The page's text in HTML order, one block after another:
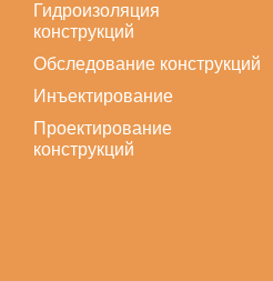
Гидроизоляция
конструкций
Обследование конструкций
Инъектирование
Проектирование
конструкций